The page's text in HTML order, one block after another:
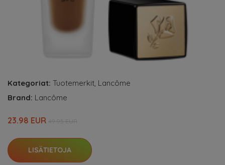
Kategoriat: Tuotemerkit Lancôme
Brand: Lancôme
23.98 EUR
LISÄTIETOJA